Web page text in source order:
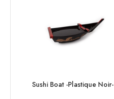
Sushi Boat -Plastique Noir-